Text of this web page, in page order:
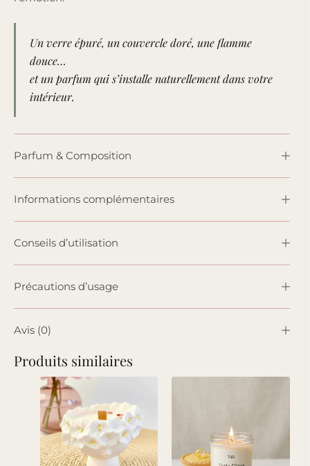
Un verre épuré, un couvercle doré, une flamme
douce…
et un parfum qui s’installe naturellement dans votre
intérieur.
Parfum & Composition
Informations complémentaires
Conseils d’utilisation
Précautions d’usage
Avis (0)
Produits similaires